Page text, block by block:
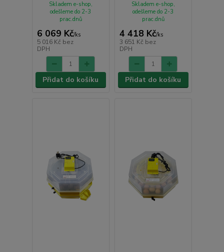
6 069 Kč/ks
5 016 Kč bez
DPH
Skladem e-shop,
odešleme do 2-3
prac.dnů
Přidat do košíku
4 418 Kč/ks
3 651 Kč bez
DPH
Skladem e-shop,
odešleme do 2-3
prac.dnů
Přidat do košíku